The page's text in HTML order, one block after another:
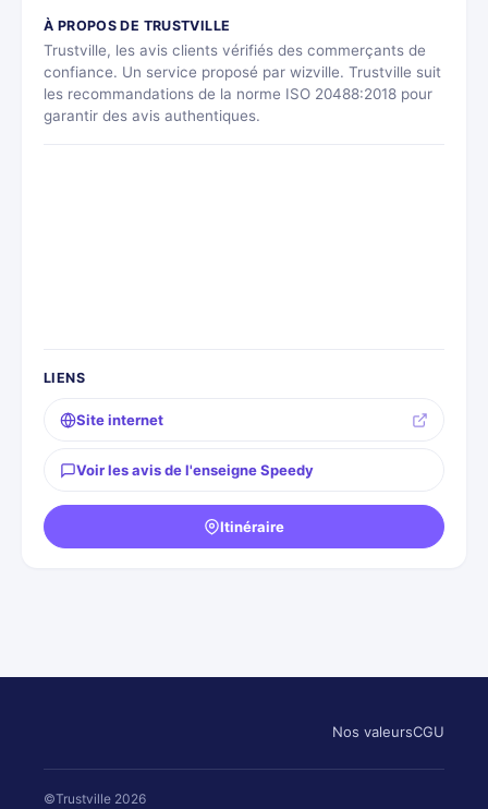
À PROPOS DE TRUSTVILLE
Trustville, les avis clients vérifiés des commerçants de
confiance. Un service proposé par wizville. Trustville suit
les recommandations de la norme ISO 20488:2018 pour
garantir des avis authentiques.
LIENS
Site internet
Voir les avis de l'enseigne Speedy
Itinéraire
Nos valeursCGU
©Trustville 2026